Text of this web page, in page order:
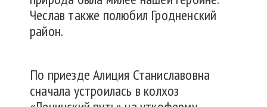
Чеслав также полюбил Гродненский
район.
По приезде Алиция Станиславовна
сначала устроилась в колхоз